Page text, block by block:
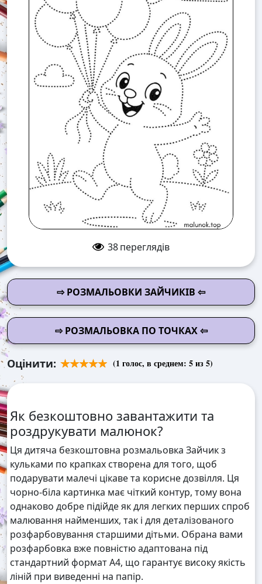
38переглядів
⇨ РОЗМАЛЬОВКИ ЗАЙЧИКІВ ⇦
⇨ РОЗМАЛЬОВКА ПО ТОЧКАХ ⇦
Оцінити: (1 голос, в среднем: 5из 5)
Як безкоштовно завантажити та
роздрукувати малюнок?
Ця дитяча безкоштовна розмальовка Зайчик з
кульками по крапках створена для того, щоб
подарувати малечі цікаве та корисне дозвілля. Ця
чорно-біла картинка має чіткий контур, тому вона
однаково добре підійде як для легких перших спроб
малювання найменших, так і для деталізованого
розфарбовування старшими дітьми. Обрана вами
розфарбовка вже повністю адаптована під
стандартний формат А4, що гарантує високу якість
ліній при виведенні на папір.